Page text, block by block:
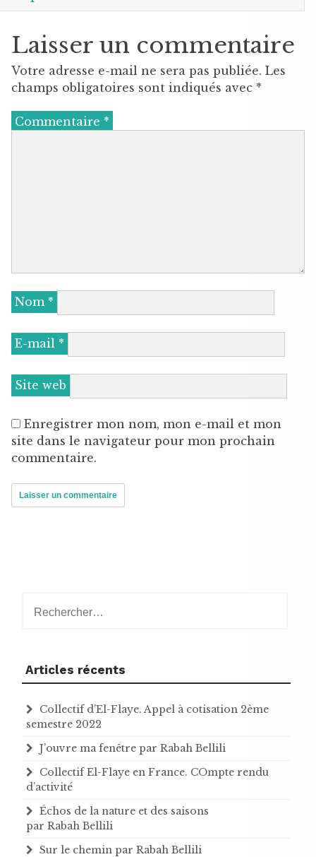
Laisser un commentaire
Votre adresse e-mail ne sera pas publiée. Les
champs obligatoires sont indiqués avec *
Commentaire *
Nom *
E-mail *
Site web
Enregistrer mon nom, mon e-mail et mon
site dans le navigateur pour mon prochain
commentaire.
Articles récents
Collectif d’El-Flaye. Appel à cotisation 2ème
semestre 2022
J’ouvre ma fenêtre par Rabah Bellili
Collectif El-Flaye en France. COmpte rendu
d’activité
Échos de la nature et des saisons
par Rabah Bellili
Sur le chemin par Rabah Bellili